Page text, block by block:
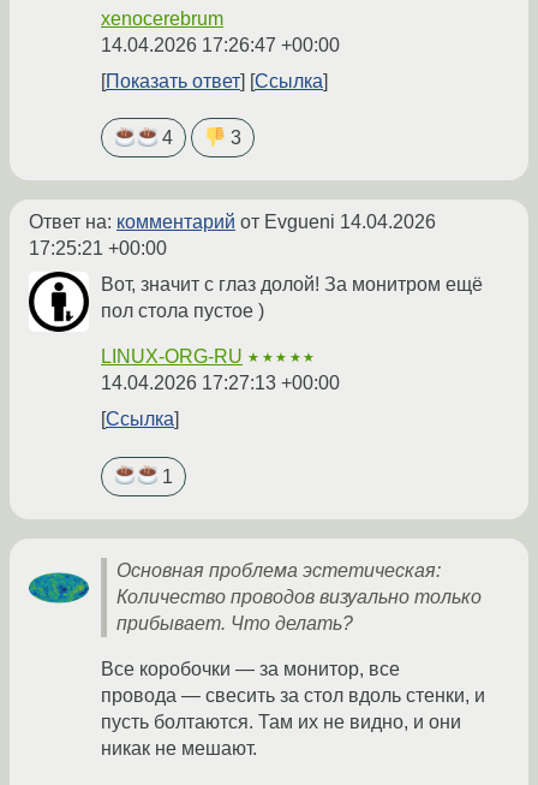
xenocerebrum
14.04.2026 17:26:47 +00:00
Показать ответ
Ссылка
4 3
Ответ на: комментарий от Evgueni 14.04.2026
17:25:21 +00:00
Вот, значит с глаз долой! За монитром ещё
пол стола пустое )
LINUX-ORG-RU ★★★★★
14.04.2026 17:27:13 +00:00
Ссылка
1
Основная проблема эстетическая:
Количество проводов визуально только
прибывает. Что делать?
Все коробочки — за монитор, все
провода — свесить за стол вдоль стенки, и
пусть болтаются. Там их не видно, и они
никак не мешают.